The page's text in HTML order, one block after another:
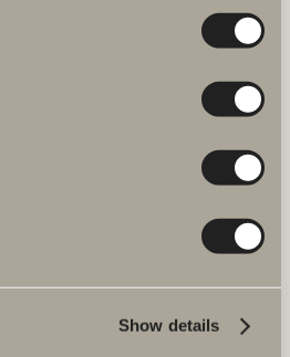
Show details
Produkter